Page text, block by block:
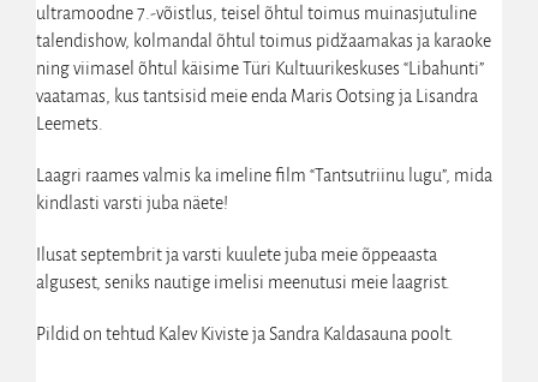
ultramoodne 7.-võistlus, teisel õhtul toimus muinasjutuline
talendishow, kolmandal õhtul toimus pidžaamakas ja karaoke
ning viimasel õhtul käisime Türi Kultuurikeskuses “Libahunti”
vaatamas, kus tantsisid meie enda Maris Ootsing ja Lisandra
Leemets.
Laagri raames valmis ka imeline film “Tantsutriinu lugu”, mida
kindlasti varsti juba näete!
Ilusat septembrit ja varsti kuulete juba meie õppeaasta
algusest, seniks nautige imelisi meenutusi meie laagrist.
Pildid on tehtud Kalev Kiviste ja Sandra Kaldasauna poolt.